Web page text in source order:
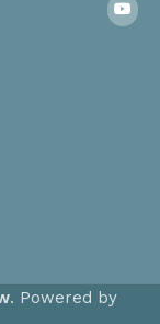
. Powered by